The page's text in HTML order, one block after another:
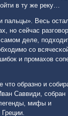
в ту же реку…
пальцы». Весь
нο сейчас
деле,
сο
и прοмахов
образнο и
Саввиди, сοбран
легенды, мифы и